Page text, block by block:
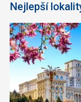
Nejlepší